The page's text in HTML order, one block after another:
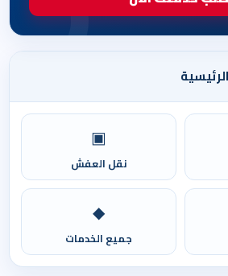
▣
نقل العفش
◆
جميع الخدمات